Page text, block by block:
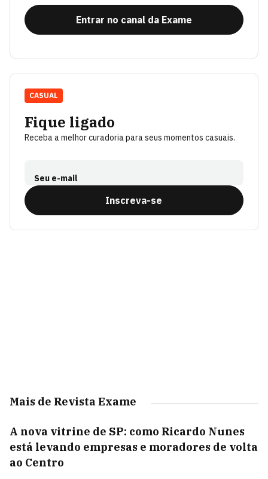
Entrar no canal da Exame
Fique ligado
Receba a melhor curadoria para seus momentos casuais.
Seu e-mail
Inscreva-se
CASUAL
Mais de Revista Exame
A nova vitrine de SP: como Ricardo Nunes
está levando empresas e moradores de volta
ao Centro